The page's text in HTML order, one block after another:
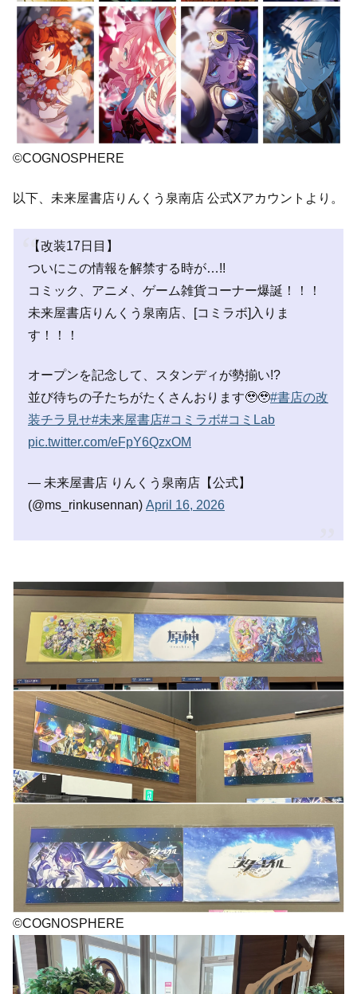
©COGNOSPHERE
以下、未来屋書店りんくう泉南店 公式Xアカウントより。
【改装17日目】
ついにこの情報を解禁する時が…!!
コミック、アニメ、ゲーム雑貨コーナー爆誕！！！
未来屋書店りんくう泉南店、[コミラボ]入りま
す！！！
オープンを記念して、スタンディが勢揃い!?
並び待ちの子たちがたくさんおります🥹🥹#書店の改
装チラ見せ#未来屋書店#コミラボ#コミLab
pic.twitter.com/eFpY6QzxOM
— 未来屋書店 りんくう泉南店【公式】
(@ms_rinkusennan) April 16, 2026
©COGNOSPHERE